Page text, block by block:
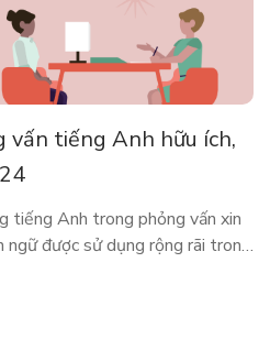
vấn tiếng Anh hữu ích,
tiếng Anh trong phỏng vấn xin
ngữ được sử dụng rộng rãi trong
trong công việc. Rất nhiều các
Anh như một yêu cầu quan